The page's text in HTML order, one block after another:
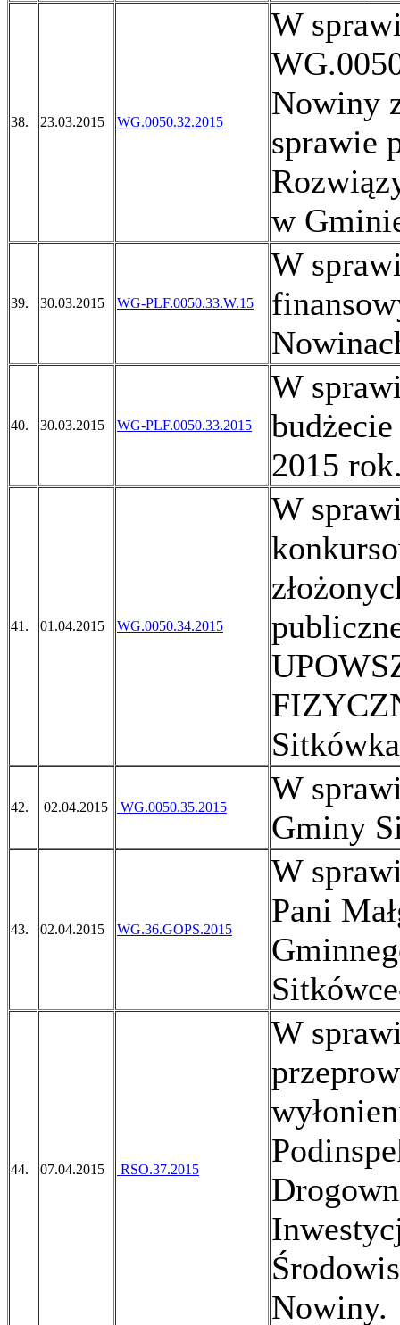
38. 23.03.2015 WG.0050.32.2015
W
Nowiny
sprawie
w
39. 30.03.2015 WG-PLF.0050.33.W.15
W
40. 30.03.2015 WG-PLF.0050.33.2015
W
2015
41. 01.04.2015 WG.0050.34.2015
W
42. 02.04.2015 WG.0050.35.2015
W
Gminy
43. 02.04.2015 WG.36.GOPS.2015
W
Pani
44. 07.04.2015 RSO.37.2015
W
Nowiny.